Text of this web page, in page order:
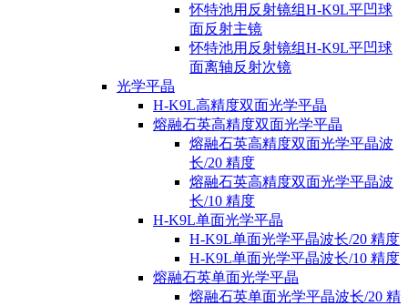
怀特池用反射镜组H-K9L平凹球
面反射主镜
怀特池用反射镜组H-K9L平凹球
面离轴反射次镜
光学平晶
H-K9L高精度双面光学平晶
熔融石英高精度双面光学平晶
熔融石英高精度双面光学平晶波
长/20 精度
熔融石英高精度双面光学平晶波
长/10 精度
H-K9L单面光学平晶
H-K9L单面光学平晶波长/20 精度
H-K9L单面光学平晶波长/10 精度
熔融石英单面光学平晶
熔融石英单面光学平晶波长/20 精